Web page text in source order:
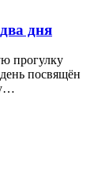
дня
прогулку
посвящён